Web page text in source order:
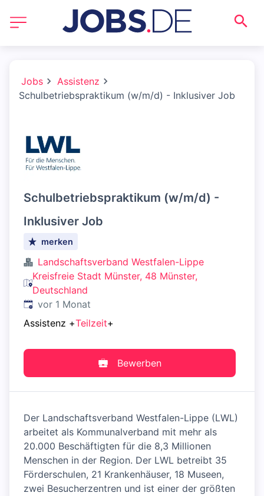
Jobs
Assistenz
Schulbetriebspraktikum (w/m/d) - Inklusiver Job
Schulbetriebspraktikum (w/m/d) -
Inklusiver Job
merken
Landschaftsverband Westfalen-Lippe
Kreisfreie Stadt Münster, 48 Münster,
Deutschland
Veröffentlicht:
vor 1 Monat
Assistenz +Teilzeit+
Bewerben
Der Landschaftsverband Westfalen-Lippe (LWL)
arbeitet als Kommunalverband mit mehr als
20.000 Beschäftigten für die 8,3 Millionen
Menschen in der Region. Der LWL betreibt 35
Förderschulen, 21 Krankenhäuser, 18 Museen,
zwei Besucherzentren und ist einer der größten